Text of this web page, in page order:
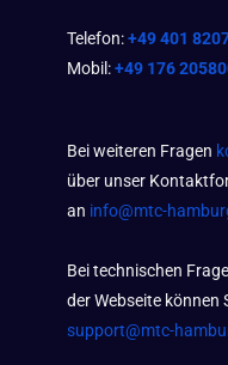
Telefon:+49 401
Mobil:+49 176
Bei weiteren Fragen
über unser
an info@mtc-
Bei technischen
der Webseite können
support@mtc-